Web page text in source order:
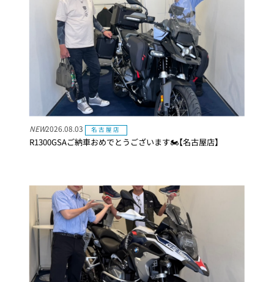
R1300GSAご納車おめでとうございます🏍【名古屋店】
NEW2026.08.03 名古屋店